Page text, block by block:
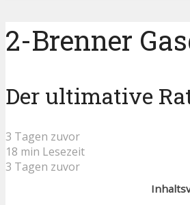
2-Brenner
Der ultimative
3 Tagen zuvor
18 min Lesezeit
3 Tagen zuvor